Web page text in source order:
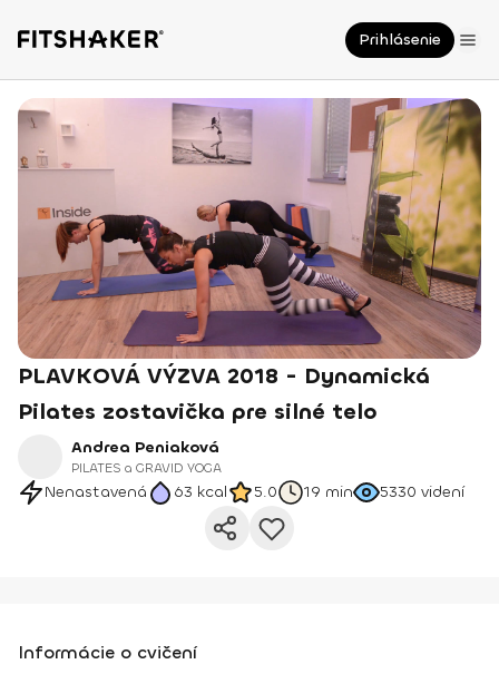
Prihlásenie
PLAVKOVÁ VÝZVA 2018 - Dynamická
Pilates zostavička pre silné telo
Andrea Peniaková
PILATES a GRAVID YOGA
Nenastavená 63 kcal 5.0 19 min 5330 videní
Informácie o cvičení